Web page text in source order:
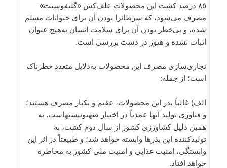
٨٥ درصد کشت این محصولات علف‌کش «گلیفوسیت»
مصرف می‌شود، که سرطانزا بودن آن برای حیوانات مسلم
شده، و بی‌خطر بودن آن برای سلامت انسان به‌هیچ عنوان
اثبات نشده و هنوز در دست بررسی است.
تجاری‌سازی مصرف این محصولات به‌دلایل متعدد خطرناک
است؛ از جمله:
الف) غالباً بذر این محصولات، عقیم و یکبار مصرف هستند؛
و فناوری تولید آنها عمدتاً در اختیار صهیونیستهاست. به
همین دلیل کشاورزی کشور از سال دوم کشت، به
تولیدکننده این بذرها وابسته خواهد شد؛ و طبیعتاً در اثر این
وابستگی، امنیت غذایی و امنیت ملی کشور به مخاطره
خواهد افتاد.